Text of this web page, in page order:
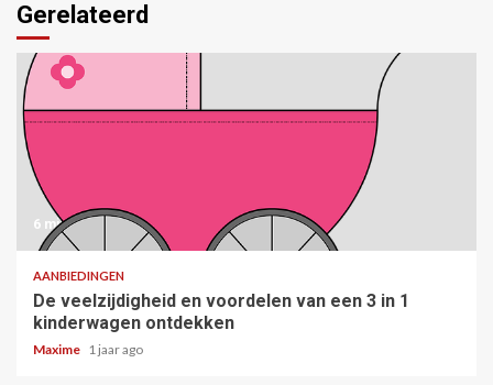
Gerelateerd
6 min read
AANBIEDINGEN
De veelzijdigheid en voordelen van een 3 in 1
kinderwagen ontdekken
Maxime 1 jaar ago